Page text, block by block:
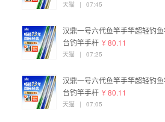
天猫 | 07:45
汉鼎一号六代鱼竿手竿超轻钓
台钓竿手杆 ¥ 80.11
天猫 | 07:25
汉鼎一号六代鱼竿手竿超轻钓
台钓竿手杆 ¥ 80.11
天猫 | 07:05